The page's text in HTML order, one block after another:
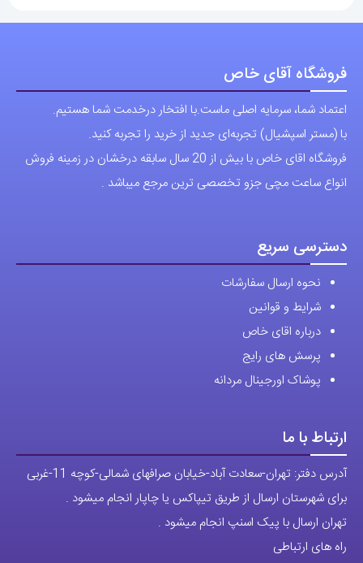
با (مستر اسپشیال) تجربه‌ای جدید از خرید را تجربه کنید.
فروشگاه اقای خاص با بیش از 20 سال سابقه درخشان در زمینه فروش
انواع ساعت مچی جزو تخصصی ترین مرجع میباشد .
دسترسی سریع
شرایط و قوانین
درباره اقای خاص
پرسش های رایج
پوشاک اورجینال مردانه
ارتباط با ما
برای شهرستان ارسال از طریق تیپاکس یا چاپار انجام میشود .
تهران ارسال با پیک اسنپ انجام میشود .
راه های ارتباطی
شماره تماس مستقیم :
09129236225
شماره تماس ثابت:
26746972